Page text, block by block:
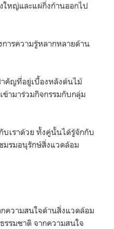
ใหญ่และแผ่กิ่งก้านออกไป
ารความรู้หลากหลายด้าน
ำคัญที่อยู่เบื้องหลังต้นไม้
ามาร่วมกิจกรรมกับกลุ่ม
เราด้วย ทั้งคู่นั้นได้รู้จักกับ
มรมอนุรักษ์สิ่งแวดล้อม
ความสนใจด้านสิ่งแวดล้อม
รมชาติ จากความสนใจ